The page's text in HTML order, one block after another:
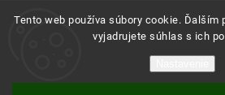
Tento web používa súbory cookie. Ďalším
vyjadrujete súhlas s ich
Favab.sk.
Grafický návrh vytvořil a